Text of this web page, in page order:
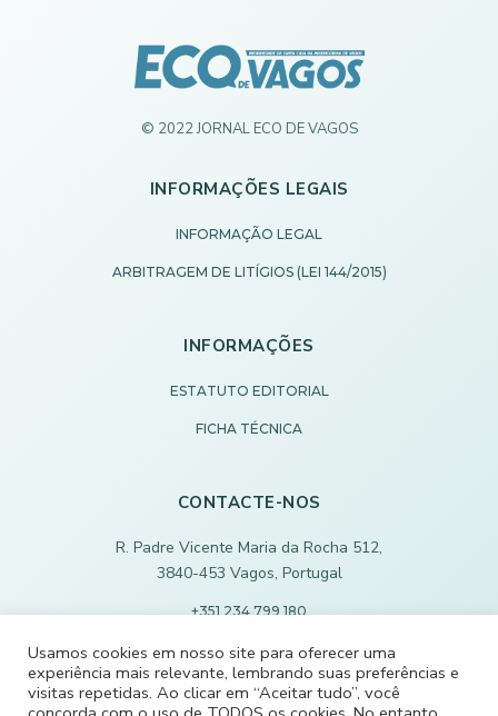
© 2022 JORNAL ECO DE VAGOS
INFORMAÇÕES LEGAIS
INFORMAÇÃO LEGAL
ARBITRAGEM DE LITÍGIOS (LEI 144/2015)
INFORMAÇÕES
ESTATUTO EDITORIAL
FICHA TÉCNICA
CONTACTE-NOS
R. Padre Vicente Maria da Rocha 512,
3840-453 Vagos, Portugal
+351 234 799 180
ECODEVAGOS@SCMVAGOS.EU
Usamos cookies em nosso site para oferecer uma
experiência mais relevante, lembrando suas preferências e
visitas repetidas. Ao clicar em “Aceitar tudo”, você